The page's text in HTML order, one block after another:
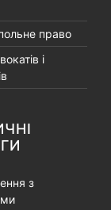
право
і
з